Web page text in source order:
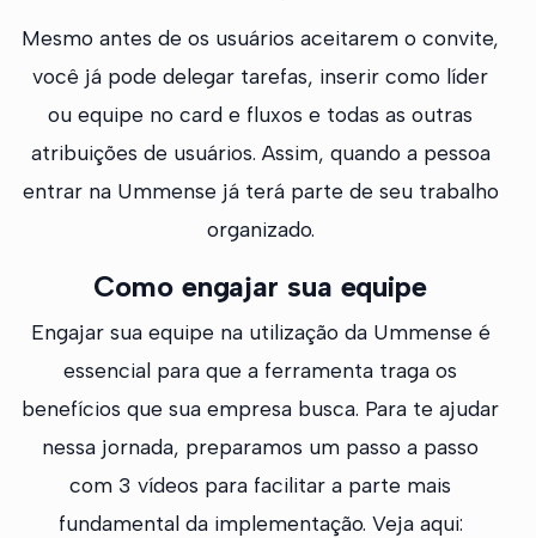
Mesmo antes de os usuários aceitarem o convite,
você já pode delegar tarefas, inserir como líder
ou equipe no card e fluxos e todas as outras
atribuições de usuários. Assim, quando a pessoa
entrar na Ummense já terá parte de seu trabalho
organizado.
Como engajar sua equipe
Engajar sua equipe na utilização da Ummense é
essencial para que a ferramenta traga os
benefícios que sua empresa busca. Para te ajudar
nessa jornada, preparamos um passo a passo
com 3 vídeos para facilitar a parte mais
fundamental da implementação. Veja aqui: